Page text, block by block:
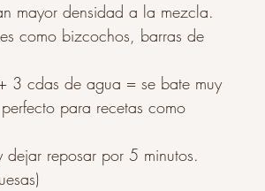
mayor densidad a la mezcla.
como bizcochos, barras de
3 cdas de agua = se bate muy
para recetas como
reposar por 5 minutos.